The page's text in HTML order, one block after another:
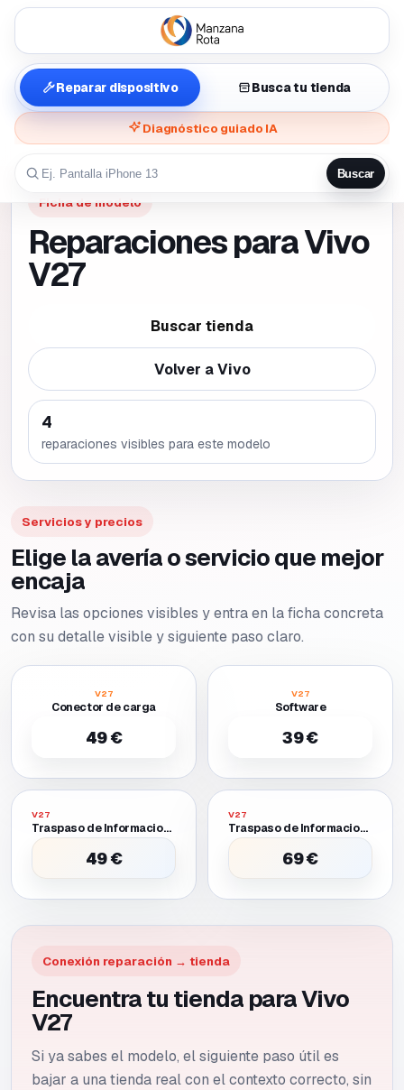
Reparar dispositivo Busca tu tienda
Diagnóstico guiado IA
Buscar
Ficha de modelo
Reparaciones para Vivo
V27
Buscar tienda
Volver aVivo
4
reparaciones visibles para este modelo
Servicios y precios
Elige la avería o servicio que mejor
encaja
Revisa las opciones visibles y entra en la ficha concreta
con su detalle visible y siguiente paso claro.
V27
Conector de carga
49 €
V27
Software
39 €
V27
Traspaso de Informacion Entre Dos Moviles Funcionales
49 €
V27
Traspaso de Informacion Entre Dos Moviles Uno Requiere Batería O Pantalla Provisional para Encender
69 €
Conexión reparación → tienda
Encuentra tu tienda para Vivo
V27
Si ya sabes el modelo, el siguiente paso útil es
bajar a una tienda real con el contexto correcto, sin